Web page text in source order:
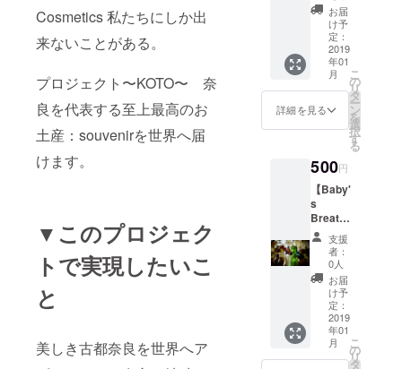
Cosmetics 私たちにしか出
来ないことがある。
プロジェクト〜KOTO〜 奈
良を代表する至上最高のお
土産：souvenirを世界へ届
けます。
▼このプロジェク
トで実現したいこ
と
美しき古都奈良を世界へア
カード
提供 1
月中
50(100
円:1poi
nt)にポ
イント
がたま
ると500
円引に
す！
お届
け予
定：
2019
年01
月
詳細を見る
こ
の
リ
タ
ー
ン
を
選
択
す
る
500円
【Baby'
s
Breath
】全ア
クセサ
リ−100
円引
き！
支援
者：
0人
お届
け予
定：
2019
年01
月
こ
の
リ
タ